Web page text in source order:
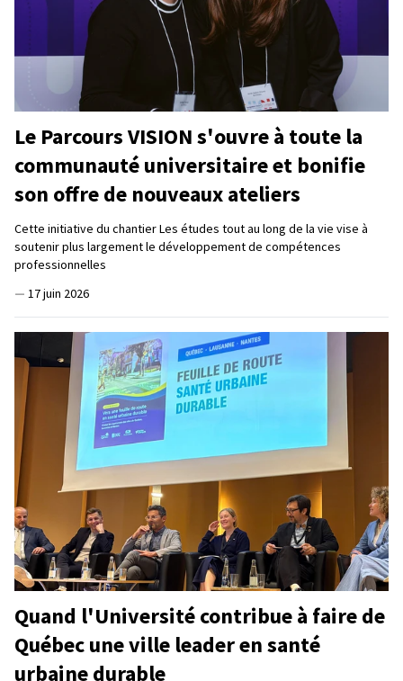
Le Parcours VISION s'ouvre à toute la
communauté universitaire et bonifie
son offre de nouveaux ateliers
Cette initiative du chantier Les études tout au long de la vie vise à
soutenir plus largement le développement de compétences
professionnelles
— 17 juin 2026
Quand l'Université contribue à faire de
Québec une ville leader en santé
urbaine durable